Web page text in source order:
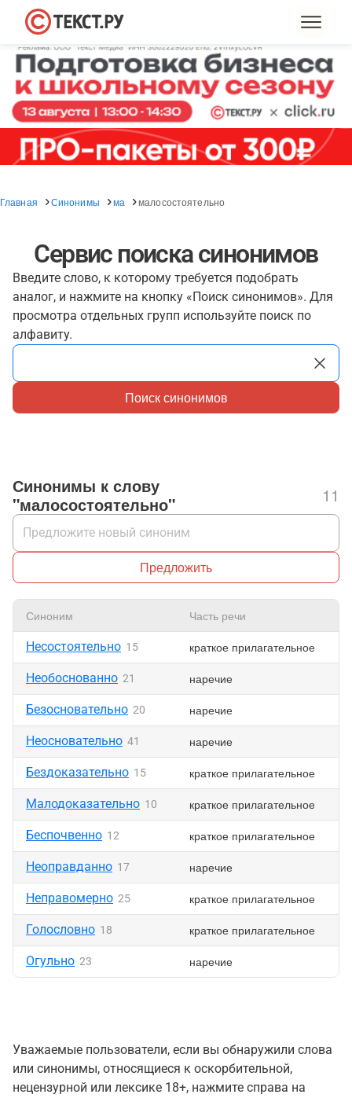
Главная Синонимы ма малосостоятельно
Сервис поиска синонимов
Введите слово, к которому требуется подобрать
аналог, и нажмите на кнопку «Поиск синонимов». Для
просмотра отдельных групп используйте поиск по
алфавиту.
Поиск синонимов
Синонимы к слову
"малосостоятельно"
11
Предложить
Синоним Часть речи
Несостоятельно 15 краткое прилагательное
Необоснованно 21 наречие
Безосновательно 20 наречие
Неосновательно 41 наречие
Бездоказательно 15 краткое прилагательное
Малодоказательно 10 краткое прилагательное
Беспочвенно 12 краткое прилагательное
Неоправданно 17 наречие
Неправомерно 25 краткое прилагательное
Голословно 18 краткое прилагательное
Огульно 23 наречие
Уважаемые пользователи, если вы обнаружили слова
или синонимы, относящиеся к оскорбительной,
нецензурной или лексике 18+, нажмите справа на